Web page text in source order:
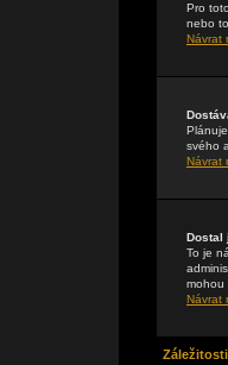
Pro
nebo
Návrat
svého
Návrat
Dostal
To je
mohou
Návrat